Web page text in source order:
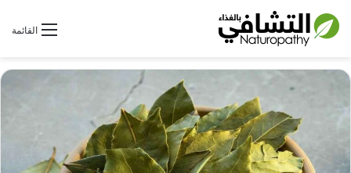
القائمةبحث عن